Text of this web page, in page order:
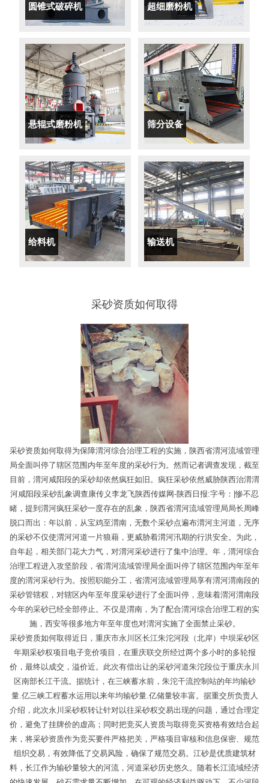
圆锥式破碎机 超细磨粉机
悬辊式磨粉机 筛分设备
给料机 输送机
采砂资质如何取得
采砂资质如何取得为保障渭河综合治理工程的实施，陕西省渭河流域管理
局全面叫停了辖区范围内年至年度的采砂行为。然而记者调查发现，截至
目前，渭河咸阳段的采砂却依然疯狂如旧。疯狂采砂依然威胁陕西治渭渭
河咸阳段采砂乱象调查康传义李龙飞陕西传媒网-陕西日报:字号：|惨不忍
睹，提到渭河疯狂采砂一度存在的乱象，陕西省渭河流域管理局局长周峰
脱口而出：年以前，从宝鸡至渭南，无数个采砂点遍布渭河主河道，无序
的采砂不仅使渭河河道一片狼藉，更威胁着渭河汛期的行洪安全。为此，
自年起，相关部门花大力气，对渭河采砂进行了集中治理。年，渭河综合
治理工程进入攻坚阶段，省渭河流域管理局全面叫停了辖区范围内年至年
度的渭河采砂行为。按照职能分工，省渭河流域管理局享有渭河渭南段的
采砂管辖权，对辖区内年至年度采砂进行了全面叫停，意味着渭河渭南段
今年的采砂已经全部停止。不仅是渭南，为了配合渭河综合治理工程的实
施，西安等很多地方年至年度也对渭河实施了全面禁止采砂。
采砂资质如何取得近日，重庆市永川区长江朱沱河段（北岸）中坝采砂区
年期采砂权项目电子竞价项目，在重庆联交所经过两个多小时的多轮报
价，最终以成交，溢价近。此次有偿出让的采砂河道朱沱段位于重庆永川
区南部长江干流。据统计，在三峡蓄水前，朱沱干流控制站的年均输砂
量.亿三峡工程蓄水运用以来年均输砂量.亿储量较丰富。据重交所负责人
介绍，此次永川采砂权转让针对以往采砂权交易出现的问题，通过合理定
价，避免了挂牌价的虚高；同时把竞买人资质与取得竞买资格有效结合起
来，将采砂资质作为竞买要件严格把关，严格项目审核和信息保密、规范
组织交易，有效降低了交易风险，确保了规范交易。江砂是优质建筑材
料，长江作为输砂量较大的河流，河道采砂历史悠久。随着长江流域经济